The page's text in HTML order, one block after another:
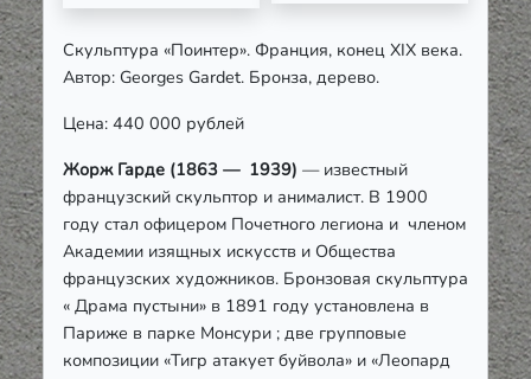
Скульптура «Поинтер». Франция, конец XIX века.
Автор: Georges Gardet. Бронза, дерево.
Цена: 440 000 рублей
Жорж Гарде (1863 — 1939) — известный
французский скульптор и анималист. В 1900
году стал офицером Почетного легиона и членом
Академии изящных искусств и Общества
французских художников. Бронзовая скульптура
« Драма пустыни» в 1891 году установлена в
Париже в парке Монсури ; две групповые
композиции «Тигр атакует буйвола» и «Леопард